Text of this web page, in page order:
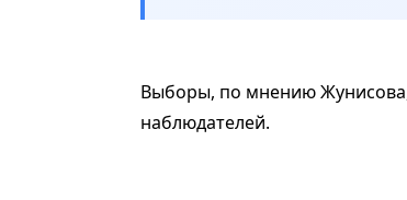
Выборы, по мнению
наблюдателей.